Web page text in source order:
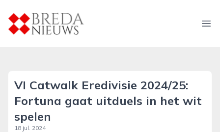
breda-nieuws.nl
VI Catwalk Eredivisie 2024/25:
Fortuna gaat uitduels in het wit
spelen
18 jul. 2024